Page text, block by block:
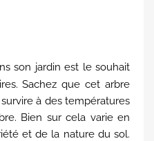
son jardin est le souhait
Sachez que cet arbre
à des températures
Bien sur cela varie en
et de la nature du sol.